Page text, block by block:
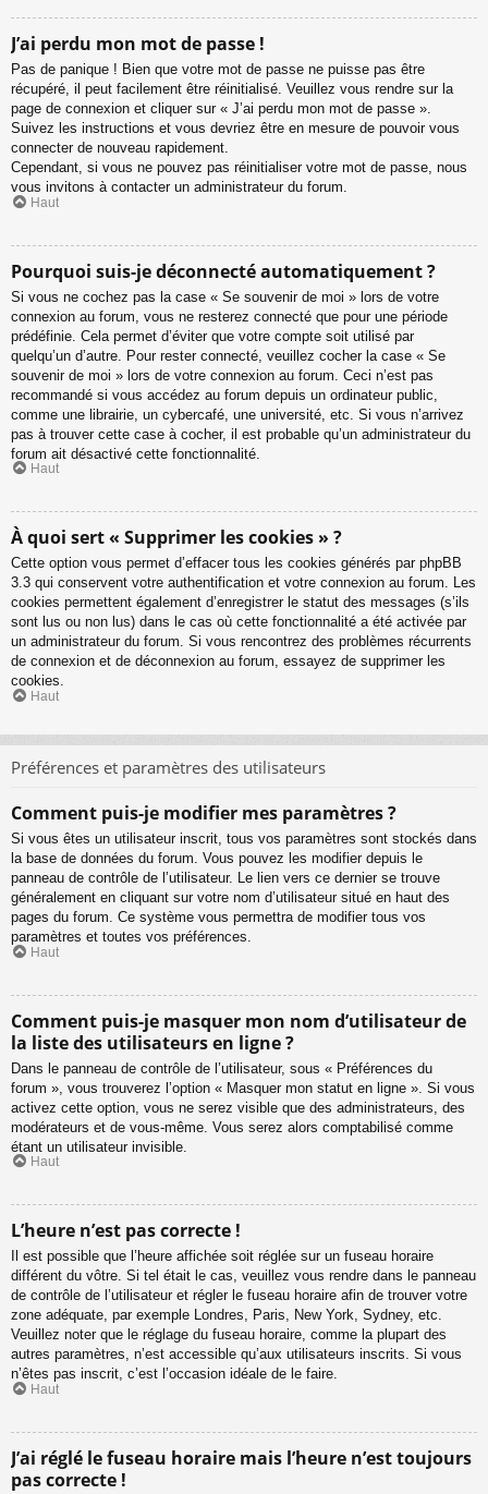
J’ai perdu mon mot de passe !
Pas de panique ! Bien que votre mot de passe ne puisse pas être
récupéré, il peut facilement être réinitialisé. Veuillez vous rendre sur la
page de connexion et cliquer sur « J’ai perdu mon mot de passe ».
Suivez les instructions et vous devriez être en mesure de pouvoir vous
connecter de nouveau rapidement.
Cependant, si vous ne pouvez pas réinitialiser votre mot de passe, nous
vous invitons à contacter un administrateur du forum.
Haut
Pourquoi suis-je déconnecté automatiquement ?
Si vous ne cochez pas la case « Se souvenir de moi » lors de votre
connexion au forum, vous ne resterez connecté que pour une période
prédéfinie. Cela permet d’éviter que votre compte soit utilisé par
quelqu’un d’autre. Pour rester connecté, veuillez cocher la case « Se
souvenir de moi » lors de votre connexion au forum. Ceci n’est pas
recommandé si vous accédez au forum depuis un ordinateur public,
comme une librairie, un cybercafé, une université, etc. Si vous n’arrivez
pas à trouver cette case à cocher, il est probable qu’un administrateur du
forum ait désactivé cette fonctionnalité.
Haut
À quoi sert « Supprimer les cookies » ?
Cette option vous permet d’effacer tous les cookies générés par phpBB
3.3 qui conservent votre authentification et votre connexion au forum. Les
cookies permettent également d’enregistrer le statut des messages (s’ils
sont lus ou non lus) dans le cas où cette fonctionnalité a été activée par
un administrateur du forum. Si vous rencontrez des problèmes récurrents
de connexion et de déconnexion au forum, essayez de supprimer les
cookies.
Haut
Préférences et paramètres des utilisateurs
Comment puis-je modifier mes paramètres ?
Si vous êtes un utilisateur inscrit, tous vos paramètres sont stockés dans
la base de données du forum. Vous pouvez les modifier depuis le
panneau de contrôle de l’utilisateur. Le lien vers ce dernier se trouve
généralement en cliquant sur votre nom d’utilisateur situé en haut des
pages du forum. Ce système vous permettra de modifier tous vos
paramètres et toutes vos préférences.
Haut
Comment puis-je masquer mon nom d’utilisateur de
la liste des utilisateurs en ligne ?
Dans le panneau de contrôle de l’utilisateur, sous « Préférences du
forum », vous trouverez l’option « Masquer mon statut en ligne ». Si vous
activez cette option, vous ne serez visible que des administrateurs, des
modérateurs et de vous-même. Vous serez alors comptabilisé comme
étant un utilisateur invisible.
Haut
L’heure n’est pas correcte !
Il est possible que l’heure affichée soit réglée sur un fuseau horaire
différent du vôtre. Si tel était le cas, veuillez vous rendre dans le panneau
de contrôle de l’utilisateur et régler le fuseau horaire afin de trouver votre
zone adéquate, par exemple Londres, Paris, New York, Sydney, etc.
Veuillez noter que le réglage du fuseau horaire, comme la plupart des
autres paramètres, n’est accessible qu’aux utilisateurs inscrits. Si vous
n’êtes pas inscrit, c’est l’occasion idéale de le faire.
Haut
J’ai réglé le fuseau horaire mais l’heure n’est toujours
pas correcte !